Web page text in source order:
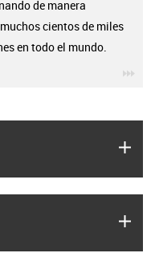
de manera
cientos de miles
en todo el mundo.